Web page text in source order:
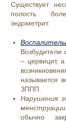
Существует
полость
эндометрит:
Возбудители
– цервицит,
называется
ЗППП.
Нарушения
менструации
обычно